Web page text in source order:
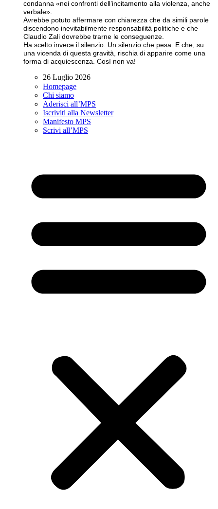
condanna «nei confronti dell’incitamento alla violenza, anche
verbale».
Avrebbe potuto affermare con chiarezza che da simili parole
discendono inevitabilmente responsabilità politiche e che
Claudio Zali dovrebbe trarne le conseguenze.
Ha scelto invece il silenzio. Un silenzio che pesa. E che, su
una vicenda di questa gravità, rischia di apparire come una
forma di acquiescenza. Così non va!
26 Luglio 2026
Homepage
Chi siamo
Aderisci all’MPS
Iscriviti alla Newsletter
Manifesto MPS
Scrivi all’MPS